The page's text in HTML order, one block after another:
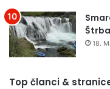
18.
Top članci &